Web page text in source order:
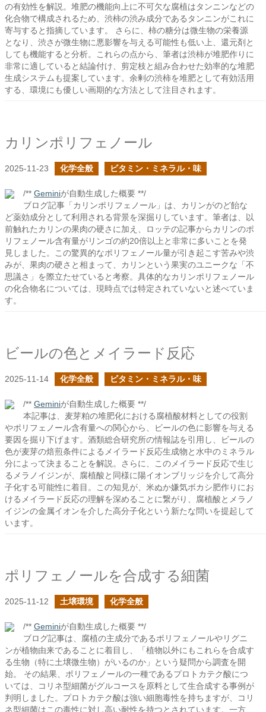
の有効性を解説。堆肥の機能向上に不可欠な腐植はタンニンなどの
化合物で構成されるため、渋柿の渋み成分であるタンニンがこれに
寄与すると指摘しています。 さらに、柿の糖分は微生物の栄養源
となり、渋さが微生物に悪影響を与える可能性も低い上、還元剤と
しても機能すると分析。これらの点から、筆者は渋柿が堆肥作りに
非常に適していると結論付け、剪定枝と組み合わせた効率的な堆肥
生成システムも提案しています。余剰の渋柿を堆肥として有効活用
する、環境にも優しい画期的な方法として注目されます。
カリンポリフェノール
2025-11-23 化学全般 ビタミン・ミネラル・味
/** Geminiが自動生成した概要 **/
ブログ記事「カリンポリフェノール」は、カリンがのど飴な
ど薬効成分として利用される背景を深掘りしています。筆者は、以
前触れたカリンの果肉の硬さに加え、ロッテの記事からカリンのポ
リフェノール含有量がリンゴの約20倍以上と非常に多いことを発
見しました。この驚異的なポリフェノール量が引き起こす苦みや渋
みが、果肉の硬さと相まって、カリンという果実のユニークな「不
思議さ」を際立たせていると考察。具体的なカリンポリフェノール
の化合物名については、現時点では特定されていないと述べていま
す。
ビールの色とメイラード反応
2025-11-14 化学全般 ビタミン・ミネラル・味
/** Geminiが自動生成した概要 **/
本記事は、麦芽粕の堆肥化における腐植酸材料としての役割
やポリフェノール含有量への関心から、ビールの色に影響を与える
要因を掘り下げます。酒類総合研究所の情報誌を引用し、ビールの
色が麦芽の焙煎条件によるメイラード反応生成物と水中のミネラル
分によって決まることを解説。さらに、このメイラード反応で生じ
るメラノイジンが、腐植酸と同様に陽イオンブリッジを介して高分
子化する可能性に着目。この知見が、米ぬか嫌気ボカシ肥作りにお
けるメイラード反応の理解を深めることに繋がり、腐植酸とメラノ
イジンの金属イオンを介した高分子化という新たな問いを提起して
います。
ポリフェノールを合成する細菌
2025-11-12 土壌環境 化学全般
/** Geminiが自動生成した概要 **/
ブログ記事は、腐植の主成分であるポリフェノールやリグニ
ンが植物由来であることに着目し、「植物以外にもこれらを合成す
る生物（特に土壌微生物）がいるのか」という疑問から調査を開
始。 その結果、ポリフェノールの一種であるプロトカテク酸につ
いては、コリネ型細菌がグルコースを原料として生合成する事例が
判明しました。プロトカテク酸は強い細胞毒性を持ちますが、コリ
ネ型細菌はこの毒性に対し高い耐性を持つとされています。一方